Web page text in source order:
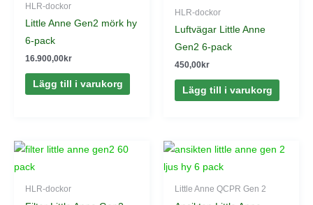
HLR-dockor
Little Anne Gen2 mörk hy
6-pack
16.900,00kr
Lägg till i varukorg
HLR-dockor
Luftvägar Little Anne
Gen2 6-pack
450,00kr
Lägg till i varukorg
HLR-dockor Little Anne QCPR Gen 2